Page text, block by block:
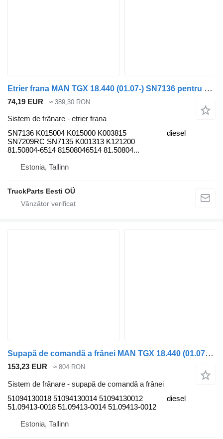
Etrier frana MAN TGX 18.440 (01.07-) SN7136 pentru cap tractor MAN TGL, TGM, TGS, TGX (2005-2021)
74,19 EUR ≈ 389,30 RON
Sistem de frânare - etrier frana
SN7136 K015004 K015000 K003815
SN7209RC SN7135 K001313 K121200
81.50804-6514 81508046514 81.50804...
diesel
Estonia, Tallinn
TruckParts Eesti OÜ
Supapă de comandă a frânei MAN TGX 18.440 (01.07-) 51094130018 pentru cap tractor MAN TGL, TGM, TGS, TGX (2005-2021)
153,23 EUR ≈ 804 RON
Sistem de frânare - supapă de comandă a frânei
51094130018 51094130014 51094130012
51.09413-0018 51.09413-0014 51.09413-0012
diesel
Estonia, Tallinn